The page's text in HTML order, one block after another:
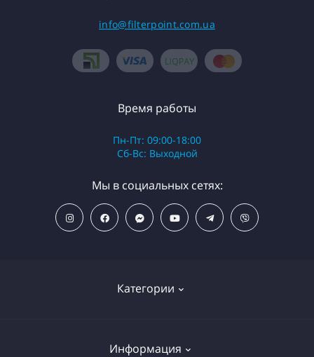
info@filterpoint.com.ua
Категории
ПОПУЛЯРНЫЕ ТОВАРЫ
Информация
Время работы
Пн-Пт: 09:00-18:00
Сб-Вс: Выходной
Мы в социальных сетях: